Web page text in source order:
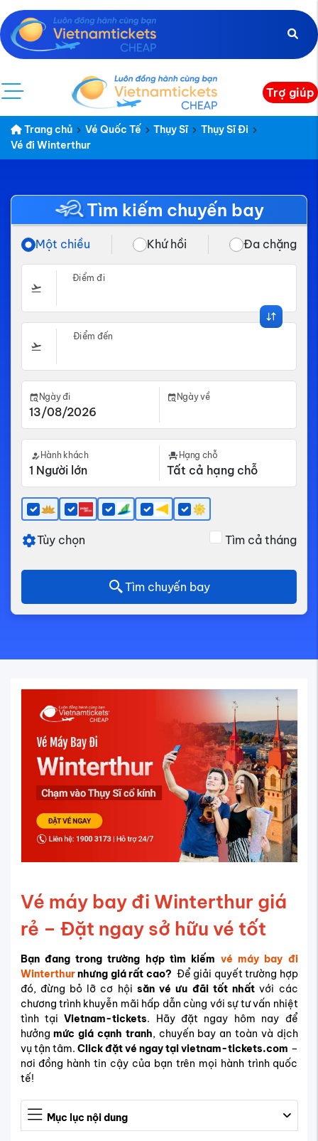
Trợ giúp
Trang chủ Vé Quốc Tế Thụy Sĩ
Thụy Sĩ Đi
Vé đi Winterthur
Tìm kiếm chuyến bay
Một chiều Khứ hồi Đa chặng
Điểm đi
Điểm đến
Ngày đi Ngày về
Hành khách Hạng chỗ
Tùy chọn Tìm cả tháng
Tìm chuyến bay
Vé máy bay đi Winterthur giá
rẻ – Đặt ngay sở hữu vé tốt
Bạn đang trong trường hợp tìm kiếm vé máy bay đi
Winterthurnhưng giá rất cao? Để giải quyết trường hợp
đó, đừng bỏ lỡ cơ hội săn vé ưu đãi tốt nhất với các
chương trình khuyễn mãi hấp dẫn cùng với sự tư vấn nhiệt
tình tạiVietnam-tickets. Hãy đặt ngay hôm nay để
hưởngmức giá cạnh tranh, chuyến bay an toàn và dịch
vụ tận tâm. Click đặt vé ngay tại vietnam-tickets.com –
nơi đồng hành tin cậy của bạn trên mọi hành trình quốc
tế!
Mục lục nội dung